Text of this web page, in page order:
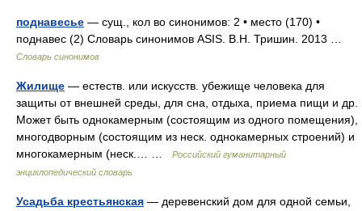
поднавесье — сущ., кол во синонимов: 2 • место (170) •
поднавес (2) Словарь синонимов ASIS. В.Н. Тришин. 2013 …
Словарь синонимов
Жилище — естеств. или искусств. убежище человека для
защиты от внешней среды, для сна, отдыха, приема пищи и др.
Может быть однокамерным (состоящим из одного помещения),
многодворным (состоящим из неск. однокамерных строений) и
многокамерным (неск.… …
Российский гуманитарный
энциклопедический словарь
Усадьба крестьянская — деревенский дом для одной семьи,